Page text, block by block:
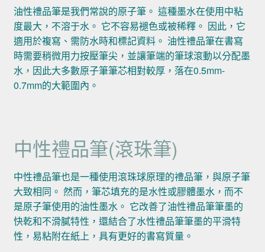
油性禮品筆是我們常說的原子筆。 這種墨水在使用中粘
度最大，不溶于水。 它不容易褪色或被稀釋。 因此，它
適用於複寫、需防水時和標記資料。 油性禮品筆在書寫
時需要稍微用力按壓筆尖，並讓筆端的筆球滾動以分配墨
水，因此大多數原子筆筆芯相對較厚，落在0.5mm-
0.7mm的大範圍內。
中性禮品筆(滾珠筆)
中性禮品筆也是一種使用滾珠球原理的禮品筆，與原子筆
大致相同。 然而，筆芯填充的是水性或膠體墨水，而不
是原子筆使用的油性墨水。 它改善了油性禮品筆筆墨的
快乾和不滑膩特性，還結合了水性禮品筆筆墨的平滑特
性，易粘附在紙上，具有更好的書寫質量。